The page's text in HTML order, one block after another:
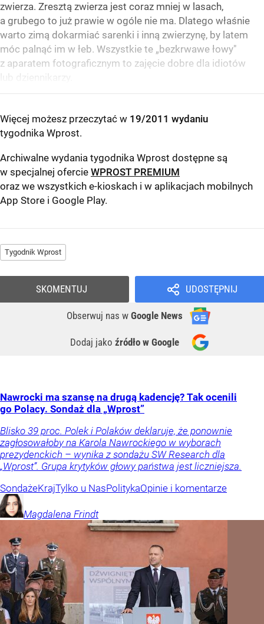
zwierza. Zresztą zwierza jest coraz mniej w lasach,
a grubego to już prawie w ogóle nie ma. Dlatego właśnie
warto zimą dokarmiać sarenki i inną zwierzynę, by latem
móc palnąć im w łeb. Wszystkie te „bezkrwawe łowy"
z aparatem fotograficznym to zajęcie dobre dla idiotów
Więcej możesz przeczytać w 19/2011 wydaniu
tygodnika Wprost.
Archiwalne wydania tygodnika Wprost dostępne są
w specjalnej ofercie WPROST PREMIUM
oraz we wszystkich e-kioskach i w aplikacjach mobilnych
App Store i Google Play.
Tygodnik Wprost
UDOSTĘPNIJ
Obserwuj nas w Google News
Dodaj jako źródło w Google
SKOMENTUJ
Nawrocki ma szansę na drugą kadencję? Tak ocenili
go Polacy. Sondaż dla „Wprost”
Blisko 39 proc. Polek i Polaków deklaruje, że ponownie
zagłosowałoby na Karola Nawrockiego w wyborach
prezydenckich – wynika z sondażu SW Research dla
„Wprost”. Grupa krytyków głowy państwa jest liczniejsza.
SondażeKrajTylko u NasPolitykaOpinie i komentarze
Magdalena Frindt